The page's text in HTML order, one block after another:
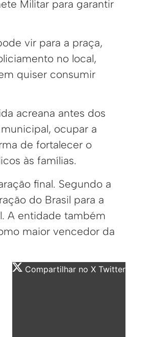
Militar para garantir
vir para a praça,
no local,
quiser consumir
acreana antes dos
ocupar a
de fortalecer o
às famílias.
final. Segundo a
do Brasil para a
A entidade também
maior vencedor da
Compartilhar no X Twitter